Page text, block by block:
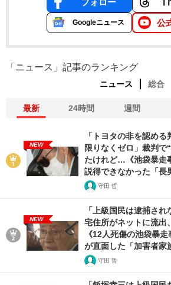
Googleニュース 公
「ニュース」記事のランキング
ニュース 総合
最新 24時間 週間
NEW
「トヨタの非を認める
限りなくゼロ」裁判で
たけれど…《池袋暴走
説得できなかった「長
守田 哲
NEW
「上級国民は逮捕さ
宅住所がネットに流
《12人死傷の池袋暴
が直面した「加害者家
守田 哲